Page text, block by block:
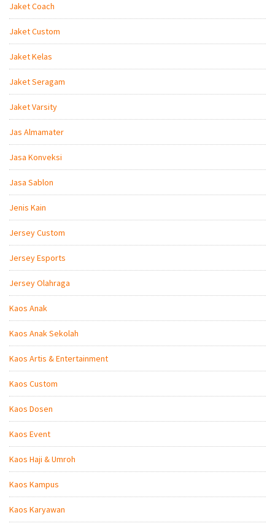
Jaket Coach
Jaket Custom
Jaket Kelas
Jaket Seragam
Jaket Varsity
Jas Almamater
Jasa Konveksi
Jasa Sablon
Jenis Kain
Jersey Custom
Jersey Esports
Jersey Olahraga
Kaos Anak
Kaos Anak Sekolah
Kaos Artis & Entertainment
Kaos Custom
Kaos Dosen
Kaos Event
Kaos Haji & Umroh
Kaos Kampus
Kaos Karyawan